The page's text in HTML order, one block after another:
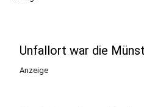
Unfallort war die
Anzeige